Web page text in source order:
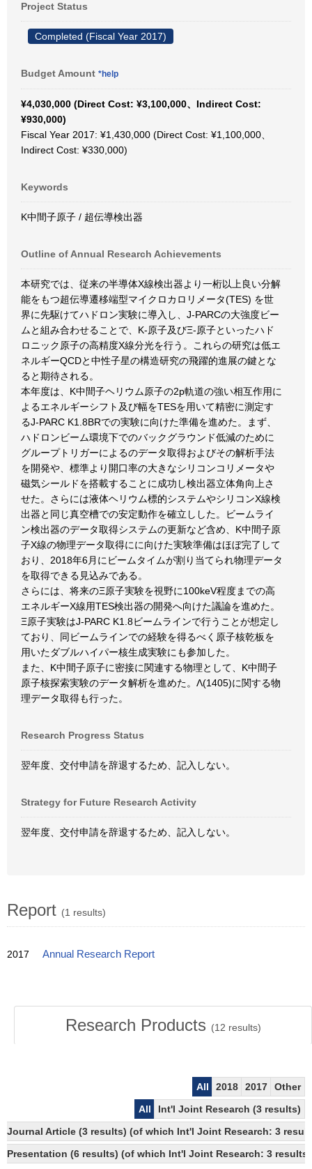
Project Status
Completed (Fiscal Year 2017)
Budget Amount *help
¥4,030,000 (Direct Cost: ¥3,100,000、Indirect Cost:
¥930,000)
Fiscal Year 2017: ¥1,430,000 (Direct Cost: ¥1,100,000、
Indirect Cost: ¥330,000)
Keywords
K中間子原子 / 超伝導検出器
Outline of Annual Research Achievements
本研究では、従来の半導体X線検出器より一桁以上良い分解
能をもつ超伝導遷移端型マイクロカロリメータ(TES) を世
界に先駆けてハドロン実験に導入し、J-PARCの大強度ビー
ムと組み合わせることで、K-原子及びΞ-原子といったハド
ロニック原子の高精度X線分光を行う。これらの研究は低エ
ネルギーQCDと中性子星の構造研究の飛躍的進展の鍵とな
ると期待される。
本年度は、K中間子ヘリウム原子の2p軌道の強い相互作用に
よるエネルギーシフト及び幅をTESを用いて精密に測定す
るJ-PARC K1.8BRでの実験に向けた準備を進めた。まず、
ハドロンビーム環境下でのバックグラウンド低減のために
グループトリガーによるのデータ取得およびその解析手法
を開発や、標準より開口率の大きなシリコンコリメータや
磁気シールドを搭載することに成功し検出器立体角向上さ
せた。さらには液体ヘリウム標的システムやシリコンX線検
出器と同じ真空槽での安定動作を確立しした。ビームライ
ン検出器のデータ取得システムの更新など含め、K中間子原
子X線の物理データ取得にに向けた実験準備はほぼ完了して
おり、2018年6月にビームタイムが割り当てられ物理データ
を取得できる見込みである。
さらには、将来のΞ原子実験を視野に100keV程度までの高
エネルギーX線用TES検出器の開発へ向けた議論を進めた。
Ξ原子実験はJ-PARC K1.8ビームラインで行うことが想定し
ており、同ビームラインでの経験を得るべく原子核乾板を
用いたダブルハイパー核生成実験にも参加した。
また、K中間子原子に密接に関連する物理として、K中間子
原子核探索実験のデータ解析を進めた。Λ(1405)に関する物
理データ取得も行った。
Research Progress Status
翌年度、交付申請を辞退するため、記入しない。
Strategy for Future Research Activity
翌年度、交付申請を辞退するため、記入しない。
Report (1 results)
2017 Annual Research Report
Research Products (12 results)
All 2018 2017
Other
All
Int'l Joint Research (3 results)
Journal Article (3 results) (of which Int'l Joint Research: 3
Presentation (6 results) (of which Int'l Joint Research: 3